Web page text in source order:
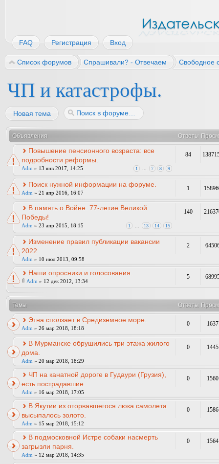
FAQ Регистрация Вход
Список форумов Спрашивали? - Отвечаем Свободное
ЧП и катастрофы.
Новая тема
Объявления Ответы
Повышение пенсионного возраста: все
подробности реформы.
1 7 8 9
Adm » 13 янв 2017, 14:25
84
Поиск нужной информации на форуме.
Adm » 21 апр 2016, 16:07
1
В память о Войне. 77-летие Великой
Победы!
1 13 14 15
Adm » 23 апр 2015, 18:15
140
Изменение правил публикации вакансии
2022
Adm » 10 июл 2013, 09:58
2
Наши опросники и голосования.
Adm » 12 дек 2012, 13:34
5
Темы Ответы
Этна сползает в Средиземное море.
Adm » 26 мар 2018, 18:18
0 1637
В Мурманске обрушились три этажа жилого
дома.
Adm » 20 мар 2018, 18:29
0 1445
ЧП на канатной дороге в Гудаури (Грузия),
есть пострадавшие
Adm » 16 мар 2018, 17:05
0 1560
В Якутии из оторвавшегося люка самолета
высыпалось золото.
Adm » 15 мар 2018, 15:12
0 1586
В подмосковной Истре собаки насмерть
загрызли парня.
Adm » 12 мар 2018, 14:35
0 1564